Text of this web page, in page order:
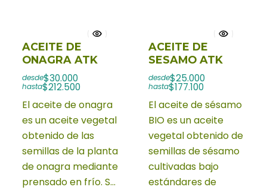
ACEITE DE
ONAGRA ATK
desde$30.000
hasta$212.500
El aceite de onagra
es un aceite vegetal
obtenido de las
semillas de la planta
de onagra mediante
prensado en frío. S...
ACEITE DE
SESAMO ATK
desde$25.000
hasta$177.100
El aceite de sésamo
BIO es un aceite
vegetal obtenido de
semillas de sésamo
cultivadas bajo
estándares de